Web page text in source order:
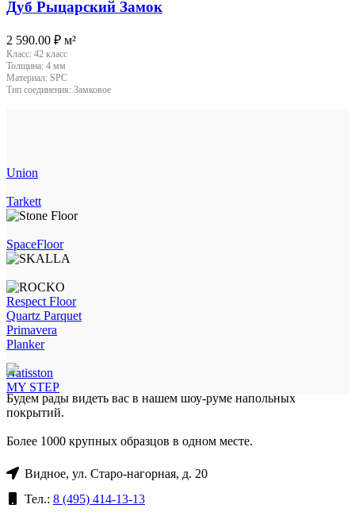
Дуб Рыцарский Замок
2 590.00 ₽ м²
Класс: 42 класс
Толщина: 4 мм
Материал: SPC
Тип соединения: Замковое
Union
Tarkett
SpaceFloor
Respect Floor
Quartz Parquet
Primavera
Planker
Natisston
MY STEP
Будем рады видеть вас в нашем шоу-руме напольных
покрытий.
Более 1000 крупных образцов в одном месте.
Видное, ул. Старо-нагорная, д. 20
Тел.: 8 (495) 414-13-13